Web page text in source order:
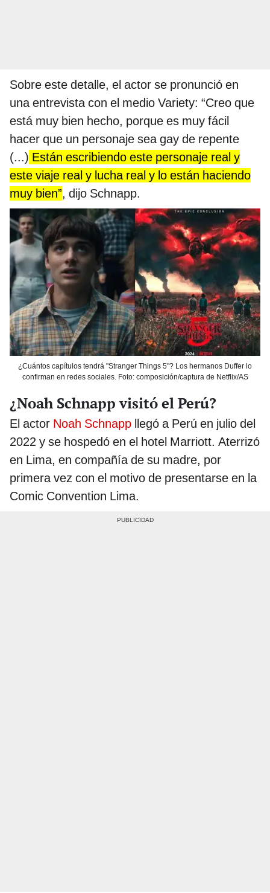
Sobre este detalle, el actor se pronunció en
una entrevista con el medio Variety: “Creo que
está muy bien hecho, porque es muy fácil
hacer que un personaje sea gay de repente
(...) Están escribiendo este personaje real y
este viaje real y lucha real y lo están haciendo
muy bien”, dijo Schnapp.
¿Cuántos capítulos tendrá "Stranger Things 5"? Los hermanos Duffer lo
confirman en redes sociales. Foto: composición/captura de Netflix/AS
¿Noah Schnapp visitó el Perú?
El actor Noah Schnapp llegó a Perú en julio del
2022 y se hospedó en el hotel Marriott. Aterrizó
en Lima, en compañía de su madre, por
primera vez con el motivo de presentarse en la
Comic Convention Lima.